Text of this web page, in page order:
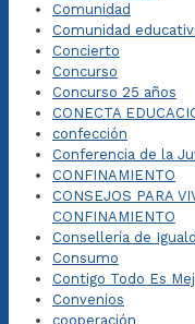
Comunidad
Comunidad
Concierto
Concurso
Concurso 25 años
CONECTA
confección
Conferencia de la
CONFINAMIENTO
CONSEJOS PARA
CONFINAMIENTO
Consellería de
Consumo
Contigo Todo Es
Convenios
cooperación